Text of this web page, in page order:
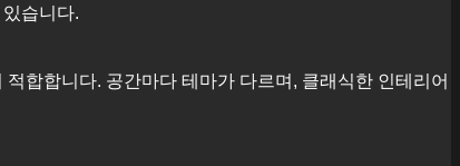
습니다.
합합니다. 공간마다 테마가 다르며, 클래식한 인테리어